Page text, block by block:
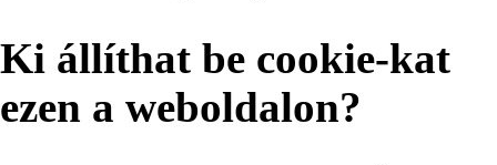
Ki állíthat be cookie-kat
ezen a weboldalon?